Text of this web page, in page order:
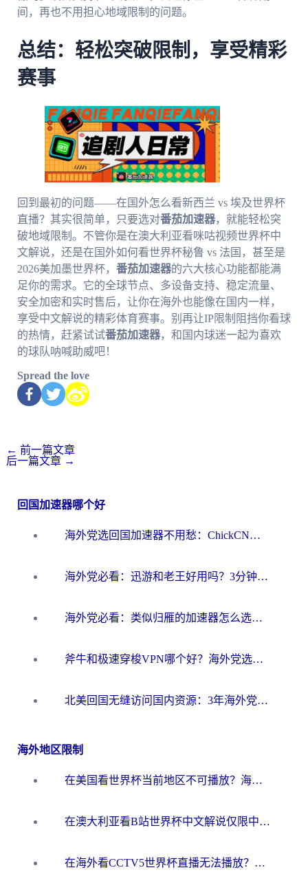
间，再也不用担心地域限制的问题。
总结：轻松突破限制，享受精彩
赛事
回到最初的问题——在国外怎么看新西兰 vs 埃及世界杯
直播？其实很简单，只要选对番茄加速器，就能轻松突
破地域限制。不管你是在澳大利亚看咪咕视频世界杯中
文解说，还是在国外如何看世界杯秘鲁 vs 法国，甚至是
2026美加墨世界杯， 番茄加速器的六大核心功能都能满
足你的需求。它的全球节点、多设备支持、稳定流量、
安全加密和实时售后，让你在海外也能像在国内一样，
享受中文解说的精彩体育赛事。别再让IP限制阻挡你看球
的热情，赶紧试试番茄加速器，和国内球迷一起为喜欢
的球队呐喊助威吧！
Spread the love
← 前一篇文章
后一篇文章 →
回国加速器哪个好
海外党选回国加速器不用愁：ChickCN和洞见哪个好？一篇搞定所有疑问
海外党必看：迅游和老王好用吗？3分钟选对加速国内网络的加速器
海外党必看：类似归雁的加速器怎么选？一篇搞定无缝访问国内资源
斧牛和极速穿梭VPN哪个好？海外党选回国加速器必看的真实对比与避坑指南
北美回国无缝访问国内资源：3年海外党亲测的加速器选择指南
海外地区限制
在美国看世界杯当前地区不可播放？海外党体育观赛终极指南来了！
在澳大利亚看B站世界杯中文解说仅限中国大陆？这篇指南帮你打破限制看遍赛事
在海外看CCTV5世界杯直播无法播放？这篇指南让你和国内球迷同步呐喊